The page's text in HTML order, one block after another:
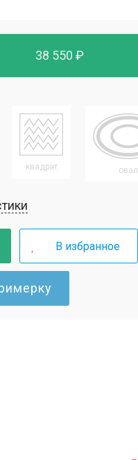
38 550 ₽
квадрат овал
В избранное